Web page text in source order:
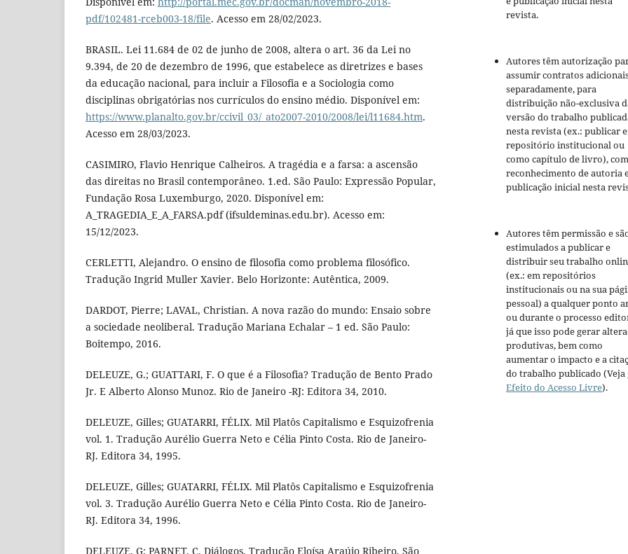
pdf/102481-rceb003-18/file. Acesso em 28/02/2023.
BRASIL. Lei 11.684 de 02 de junho de 2008, altera o art. 36 da Lei no
9.394, de 20 de dezembro de 1996, que estabelece as diretrizes e bases
da educação nacional, para incluir a Filosofia e a Sociologia como
disciplinas obrigatórias nos currículos do ensino médio. Disponível em:
https://www.planalto.gov.br/ccivil_03/_ato2007-2010/2008/lei/l11684.htm.
Acesso em 28/03/2023.
CASIMIRO, Flavio Henrique Calheiros. A tragédia e a farsa: a ascensão
das direitas no Brasil contemporâneo. 1.ed. São Paulo: Expressão Popular,
Fundação Rosa Luxemburgo, 2020. Disponível em:
A_TRAGEDIA_E_A_FARSA.pdf (ifsuldeminas.edu.br). Acesso em:
15/12/2023.
CERLETTI, Alejandro. O ensino de filosofia como problema filosófico.
Tradução Ingrid Muller Xavier. Belo Horizonte: Autêntica, 2009.
DARDOT, Pierre; LAVAL, Christian. A nova razão do mundo: Ensaio sobre
a sociedade neoliberal. Tradução Mariana Echalar – 1 ed. São Paulo:
Boitempo, 2016.
DELEUZE, G.; GUATTARI, F. O que é a Filosofia? Tradução de Bento Prado
Jr. E Alberto Alonso Munoz. Rio de Janeiro -RJ: Editora 34, 2010.
DELEUZE, Gilles; GUATARRI, FÉLIX. Mil Platôs Capitalismo e Esquizofrenia
vol. 1. Tradução Aurélio Guerra Neto e Célia Pinto Costa. Rio de Janeiro-
RJ. Editora 34, 1995.
DELEUZE, Gilles; GUATARRI, FÉLIX. Mil Platôs Capitalismo e Esquizofrenia
vol. 3. Tradução Aurélio Guerra Neto e Célia Pinto Costa. Rio de Janeiro-
RJ. Editora 34, 1996.
DELEUZE, G; PARNET, C. Diálogos. Tradução Eloísa Araújo Ribeiro. São
revista.
Autores têm autorização
assumir contratos
separadamente, para
distribuição não-exclusiva
versão do trabalho
nesta revista (ex.: publicar
repositório institucional ou
como capítulo de livro), com
reconhecimento de autoria
publicação inicial nesta
Autores têm permissão e
estimulados a publicar e
distribuir seu trabalho
(ex.: em repositórios
institucionais ou na sua
pessoal) a qualquer ponto
ou durante o processo
já que isso pode gerar
produtivas, bem como
aumentar o impacto e a
do trabalho publicado (Veja
Efeito do Acesso Livre).